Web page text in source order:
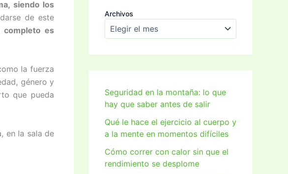
siendo los
de este
completo es
la fuerza
género y
que pueda
en la sala de
Archivos
Seguridad en la montaña: lo que
hay que saber antes de salir
Qué le hace el ejercicio al cuerpo y
a la mente en momentos difíciles
Cómo correr con calor sin que el
rendimiento se desplome